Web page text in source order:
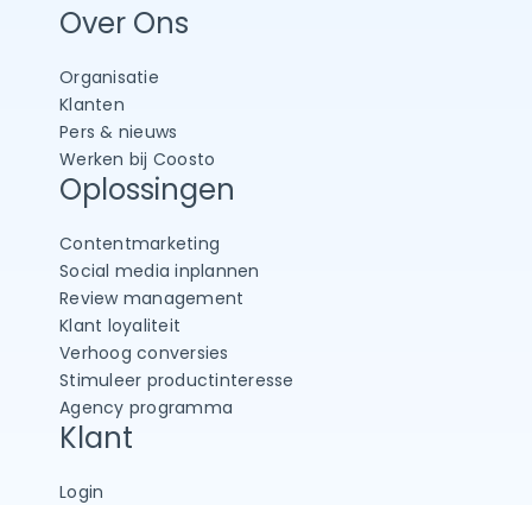
Over Ons
Organisatie
Klanten
Pers & nieuws
Werken bij Coosto
Oplossingen
Contentmarketing
Social media inplannen
Review management
Klant loyaliteit
Verhoog conversies
Stimuleer productinteresse
Agency programma
Klant
Login